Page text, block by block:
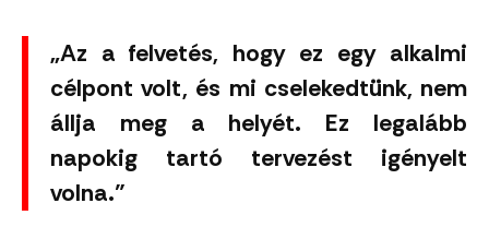
„Az a felvetés, hogy ez egy alkalmi
célpont volt, és mi cselekedtünk, nem
állja meg a helyét. Ez legalább
napokig tartó tervezést igényelt
volna.”